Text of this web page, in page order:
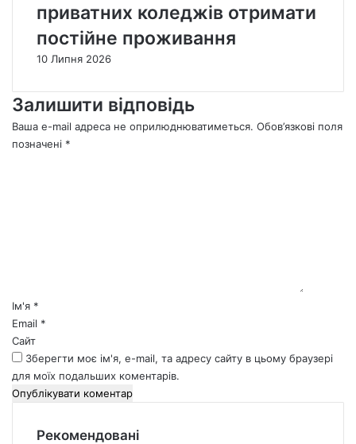
приватних коледжів отримати
постійне проживання
10 Липня 2026
Залишити відповідь
Ваша e-mail адреса не оприлюднюватиметься. Обов’язкові поля
позначені *
*Ім'я *
Email *
Сайт
Зберегти моє ім'я, e-mail, та адресу сайту в цьому браузері
для моїх подальших коментарів.
Рекомендовані